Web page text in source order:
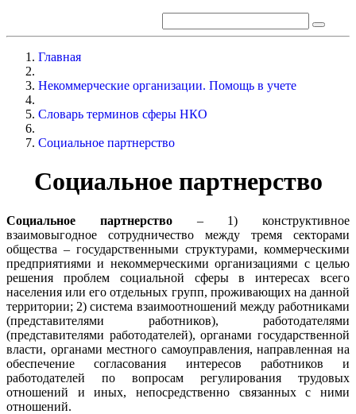
Главная
Некоммерческие организации. Помощь в учете
Словарь терминов сферы НКО
Социальное партнерство
Социальное партнерство
Cоциальное партнерство – 1) конструктивное
взаимовыгодное сотрудничество между тремя секторами
общества – государственными структурами, коммерческими
предприятиями и некоммерческими организациями с целью
решения проблем социальной сферы в интересах всего
населения или его отдельных групп, проживающих на данной
территории; 2) система взаимоотношений между работниками
(представителями работников), работодателями
(представителями работодателей), органами государственной
власти, органами местного самоуправления, направленная на
обеспечение согласования интересов работников и
работодателей по вопросам регулирования трудовых
отношений и иных, непосредственно связанных с ними
отношений.